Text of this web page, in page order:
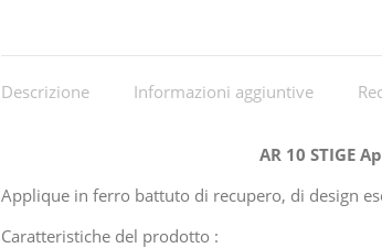
Descrizione Informazioni aggiuntive
AR 10 STIGE
Applique in ferro battuto di recupero, di design
Caratteristiche del prodotto :